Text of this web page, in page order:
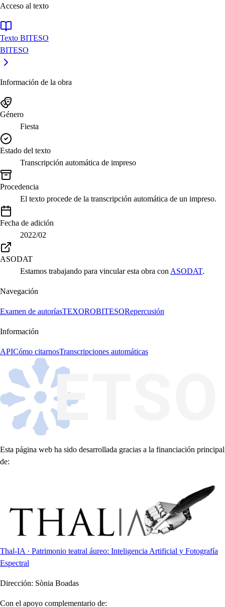
Acceso al texto
Texto BITESO
BITESO
Información de la obra
Género
Fiesta
Estado del texto
Transcripción automática de impreso
Procedencia
El texto procede de la transcripción automática de un impreso.
Fecha de adición
2022/02
ASODAT
Estamos trabajando para vincular esta obra con ASODAT.
Navegación
Examen de autoríasTEXOROBITESORepercusión
Información
APICómo citarnosTranscripciones automáticas
Esta página web ha sido desarrollada gracias a la financiación principal
de:
Thal-IA · Patrimonio teatral áureo: Inteligencia Artificial y Fotografía
Espectral
Dirección: Sònia Boadas
Con el apoyo complementario de: